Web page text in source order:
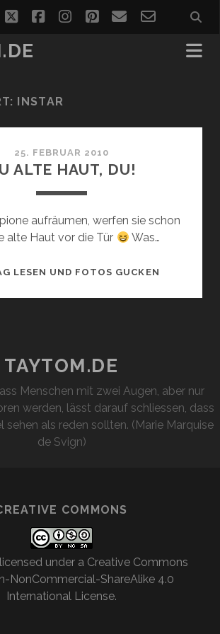
twitterfacebookinstagram
pinterest
emailemail-
form
INSTAR
25. FEBRUAR 2010
ALTE HAUT, DU!
aufräumen, werfen sie schon
alte Haut vor die Tür
Was…
LESEN UND FOTOS GUCKEN
TAYTOM.DE
Menschen mit zwei Augen, aber nur
werden, lässt darauf schliessen, dass
sehen als reden sollten. (Marie Marquise
de Svign)
COMMONS
under a Creative Commons
NonCommercial-ShareAlike 4.0
International License.